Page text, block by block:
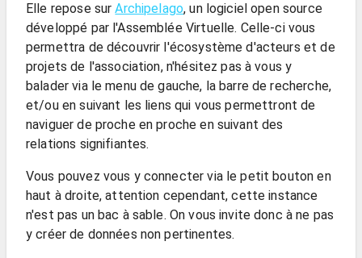
Elle repose surArchipelago, un logiciel open source
développé par l'Assemblée Virtuelle. Celle-ci vous
permettra de découvrir l'écosystème d'acteurs et de
projets de l'association, n'hésitez pas à vous y
balader via le menu de gauche, la barre de recherche,
et/ou en suivant les liens qui vous permettront de
naviguer de proche en proche en suivant des
relations signifiantes.
Vous pouvez vous y connecter via le petit bouton en
haut à droite, attention cependant, cette instance
n'est pas un bac à sable. On vous invite donc à ne pas
y créer de données non pertinentes.